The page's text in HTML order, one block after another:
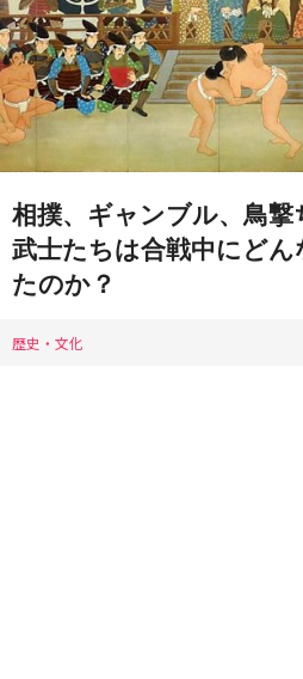
相撲、ギャンブル、鳥
武士たちは合戦中にど
たのか？
歴史・文化